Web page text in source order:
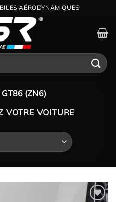
AÉRODYNAMIQUES
GT86 (ZN6)
VOTRE VOITURE